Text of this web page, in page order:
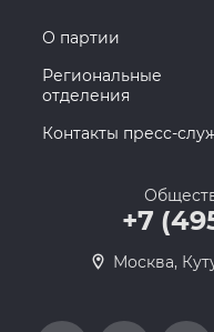
О партии
Региональные
отделения
Контакты пресс-
+7
Москва,